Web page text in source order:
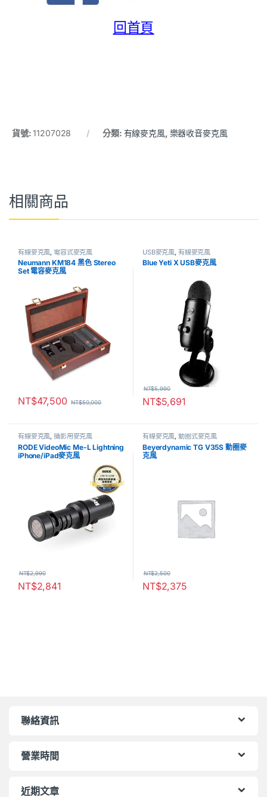
回首頁
貨號:11207028 分類: 有線麥克風 , 樂器收音麥克風
相關商品
有線麥克風, 電容式麥克風
Neumann KM184 黑色 Stereo
Set 電容麥克風
NT$47,500 NT$50,000
USB麥克風, 有線麥克風
Blue Yeti X USB麥克風
NT$5,691
NT$5,990
有線麥克風,攝影用麥克風
RODE VideoMic Me-L Lightning
iPhone/iPad麥克風
NT$2,841
NT$2,990
有線麥克風,動圈式麥克風
Beyerdynamic TG V35S 動圈麥
克風
NT$2,375
NT$2,500
聯絡資訊
營業時間
近期文章